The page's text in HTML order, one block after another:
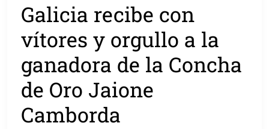
Galicia recibe con
vítores y orgullo a la
ganadora de la Concha
de Oro Jaione
Camborda